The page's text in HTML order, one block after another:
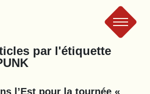
par l'étiquette
l’Est pour la tournée «